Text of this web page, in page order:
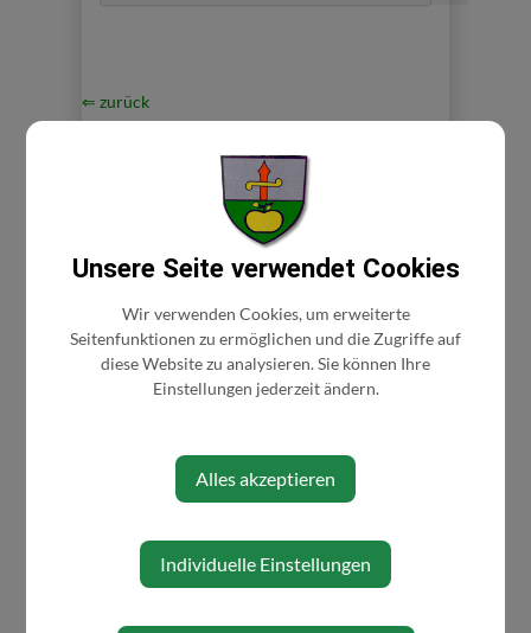
⇐ zurück
Gemeinderat
Gemeindeeinrichtungen
Gemeindedaten
Gemeindewappen
Ortschronik
Ortsplan
Wasserverband Gresten
Unsere Seite verwendet Cookies
Wir verwenden Cookies, um erweiterte
Seitenfunktionen zu ermöglichen und die Zugriffe auf
diese Website zu analysieren. Sie können Ihre
Einstellungen jederzeit ändern.
Alles akzeptieren
Individuelle Einstellungen